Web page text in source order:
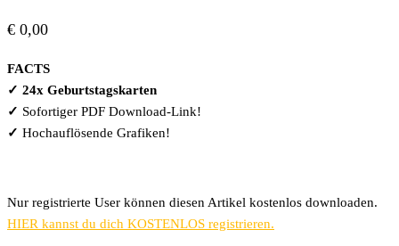
€ 0,00
FACTS
✓ 24x Geburtstagskarten
✓ Sofortiger PDF Download-Link!
✓ Hochauflösende Grafiken!
Nur registrierte User können diesen Artikel kostenlos downloaden.
HIER kannst du dich KOSTENLOS registrieren.